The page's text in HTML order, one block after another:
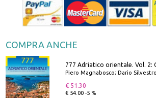
COMPRA ANCHE
Piero Magnabosco; Dario
€ 51.30
€ 54.00 -5 %